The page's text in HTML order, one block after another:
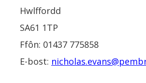
Hwlffordd
SA61 1TP
Ffôn: 01437 775858
E-bost: